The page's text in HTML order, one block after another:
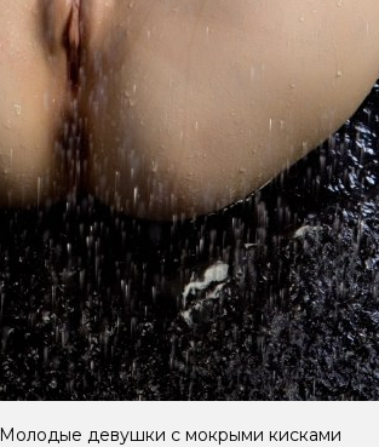
Молодые девушки с мокрыми кисками